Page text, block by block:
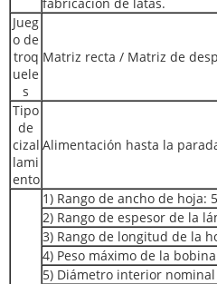
Jueg
o de
troq
uele
s
Matriz recta / Matriz de
Tipo
de
cizal
lami
ento
Alimentación hasta la
1) Rango de ancho de hoja:
2) Rango de espesor de la
3) Rango de longitud de la
4) Peso máximo de la
5) Diámetro interior